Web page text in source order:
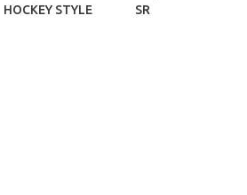
HOCKEY STYLE SR